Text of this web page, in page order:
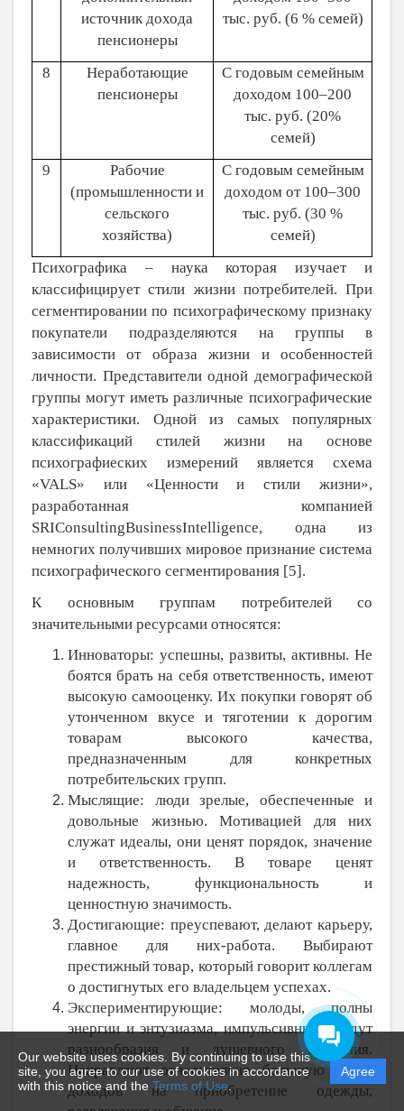
Our website uses cookies. By continuing to use this
site, you agree to our use of cookies in accordance
with this notice and the Terms of Use.
Agree
источник дохода
пенсионеры
тыс. руб. (6 % семей)
8
Неработающие
пенсионеры
С годовым семейным
доходом 100–200
тыс. руб. (20%
семей)
9
Рабочие
(промышленности и
сельского
хозяйства)
С годовым семейным
доходом от 100–300
тыс. руб. (30 %
семей)
Психографика – наука которая изучает и
классифицирует стили жизни потребителей. При
сегментировании по психографическому признаку
покупатели подразделяются на группы в
зависимости от образа жизни и особенностей
личности. Представители одной демографической
группы могут иметь различные психографические
характеристики. Одной из самых популярных
классификаций стилей жизни на основе
психографиеских измерений является схема
«VALS» или «Ценности и стили жизни»,
разработанная компанией
SRIConsultingBusinessIntelligence, одна из
немногих получивших мировое признание система
психографического сегментирования [5].
К основным группам потребителей со
значительными ресурсами относятся:
Инноваторы: успешны, развиты, активны. Не
боятся брать на себя ответственность, имеют
высокую самооценку. Их покупки говорят об
утонченном вкусе и тяготении к дорогим
товарам высокого качества,
предназначенным для конкретных
потребительских групп.
Мыслящие: люди зрелые, обеспеченные и
довольные жизнью. Мотивацией для них
служат идеалы, они ценят порядок, значение
и ответственность. В товаре ценят
надежность, функциональность и
ценностную значимость.
Достигающие: преуспевают, делают карьеру,
главное для них-работа. Выбирают
престижный товар, который говорит коллегам
о достигнутых его владельцем успехах.
Экспериментирующие: молоды, полны
энергии и энтузиазма, импульсивны, жаждут
разнообразия и душевного волнения.
Направляют относительно большую часть
доходов на приобретение одежды,